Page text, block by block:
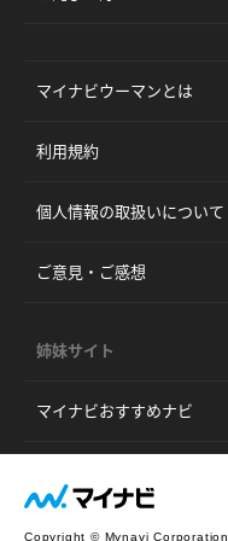
マイナビウーマンとは
利用規約
個人情報の取扱いについて
ご意見・ご感想
姉妹サイト
マイナビおすすめナビ
Copyright © Mynavi Corporation